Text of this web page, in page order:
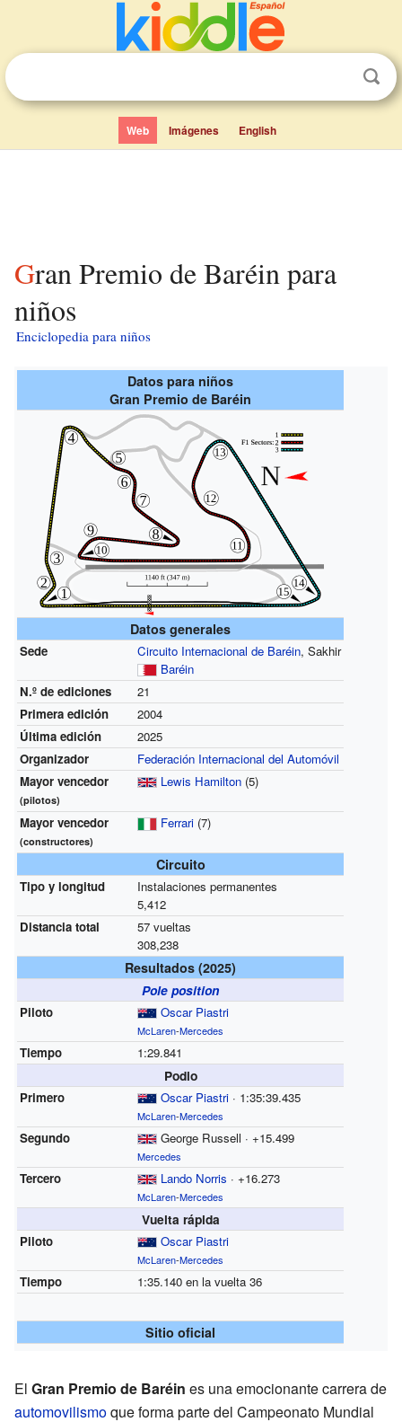
Web Imágenes English
Gran Premio de Baréin para
niños
Enciclopedia para niños
Datos para niños
Gran Premio de Baréin
Datos generales
Sede Circuito Internacional de Baréin, Sakhir
Baréin
N.º de ediciones
21
Primera edición
2004
Última edición
2025
Organizador
Federación Internacional del Automóvil
Mayor vencedor
(pilotos)
Lewis Hamilton(5)
Mayor vencedor
(constructores)
Ferrari(7)
Circuito
Tipo y longitud
Instalaciones permanentes
5,412
Distancia total
57 vueltas
308,238
Resultados (2025)
Pole position
Piloto Oscar Piastri
McLaren-Mercedes
Tiempo 1:29.841
Podio
Primero Oscar Piastri· 1:35:39.435
McLaren-Mercedes
Segundo George Russell · +15.499
Mercedes
Tercero Lando Norris · +16.273
McLaren-Mercedes
Vuelta rápida
Piloto Oscar Piastri
McLaren-Mercedes
Tiempo 1:35.140 en la vuelta 36
Sitio oficial
El Gran Premio de Baréin es una emocionante carrera de
automovilismoque forma parte del Campeonato Mundial